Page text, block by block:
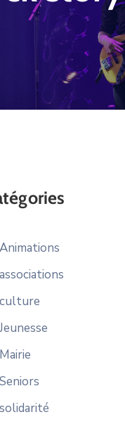
Animations
associations
culture
Jeunesse
Mairie
Seniors
solidarité